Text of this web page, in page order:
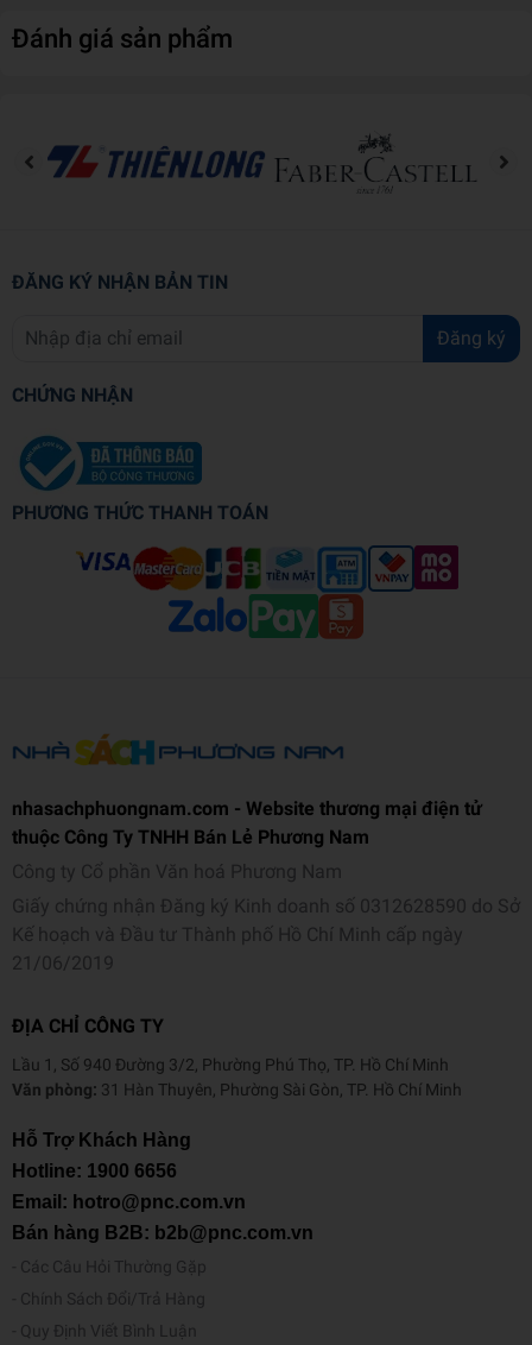
Đánh giá sản phẩm
ĐĂNG KÝ NHẬN BẢN TIN
Đăng ký
CHỨNG NHẬN
PHƯƠNG THỨC THANH TOÁN
nhasachphuongnam.com - Website thương mại điện tử
thuộc Công Ty TNHH Bán Lẻ Phương Nam
Công ty Cổ phần Văn hoá Phương Nam
Giấy chứng nhận Đăng ký Kinh doanh số 0312628590 do Sở
Kế hoạch và Đầu tư Thành phố Hồ Chí Minh cấp ngày
21/06/2019
ĐỊA CHỈ CÔNG TY
Lầu 1, Số 940 Đường 3/2, Phường Phú Thọ, TP. Hồ Chí Minh
Văn phòng: 31 Hàn Thuyên, Phường Sài Gòn, TP. Hồ Chí Minh
Hỗ Trợ Khách Hàng
Hotline: 1900 6656
Email: hotro@pnc.com.vn
Bán hàng B2B: b2b@pnc.com.vn
Các Câu Hỏi Thường Gặp
Chính Sách Đổi/Trả Hàng
Quy Định Viết Bình Luận